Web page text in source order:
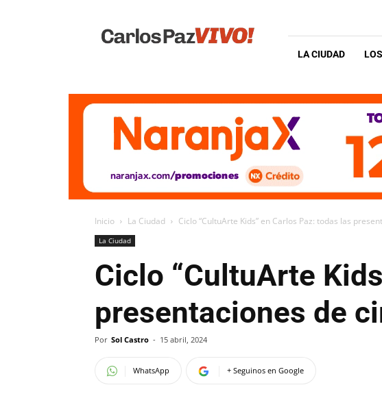
Vivo
LA CIUDAD
Inicio La Ciudad Ciclo “CultuArte Kids” en Carlos Paz: todas las
La Ciudad
Ciclo “CultuArte
presentaciones de
Por Sol Castro - 15 abril, 2024
WhatsApp + Seguinos en Google